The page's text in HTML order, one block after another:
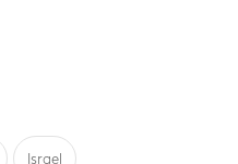
Israel